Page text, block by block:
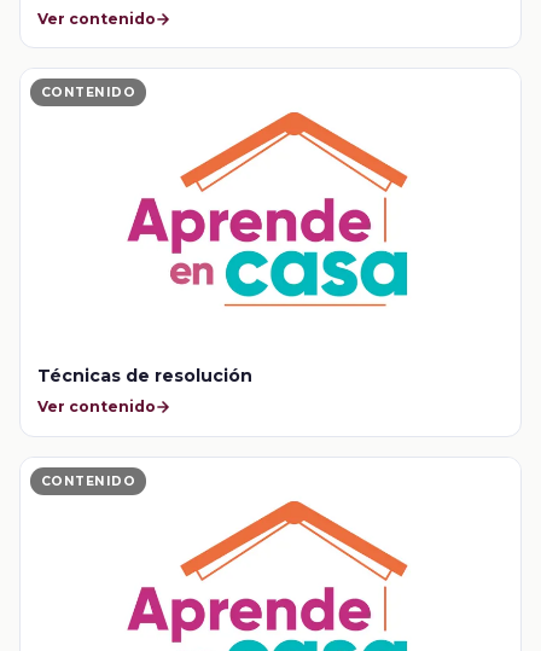
Ver contenido
CONTENIDO
Técnicas de resolución
Ver contenido
CONTENIDO